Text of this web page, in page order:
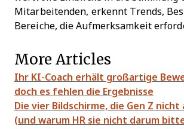
Mitarbeitenden, erkennt Trends,
Bereiche, die Aufmerksamkeit
More Articles
Ihr KI-Coach erhält großartige
doch es fehlen die Ergebnisse
Die vier Bildschirme, die Gen Z
(und warum HR sie nicht darum